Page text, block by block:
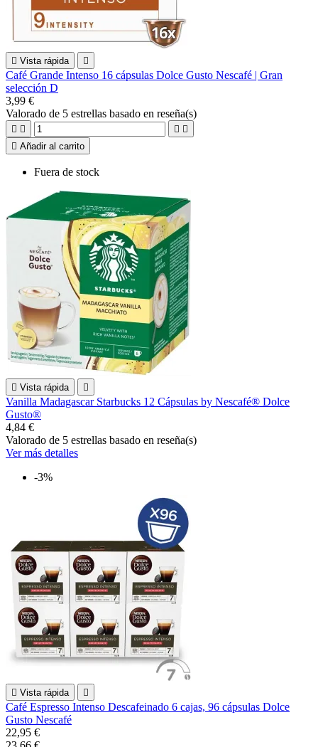
 Vista rápida 
Café Grande Intenso 16 cápsulas Dolce Gusto Nescafé | Gran
selección D
3,99 €
Valorado de 5 estrellas basado en reseña(s)
   
 Añadir al carrito
Fuera de stock
 Vista rápida 
Vanilla Madagascar Starbucks 12 Cápsulas by Nescafé® Dolce
Gusto®
4,84 €
Valorado de 5 estrellas basado en reseña(s)
Ver más detalles
-3%
 Vista rápida 
Café Espresso Intenso Descafeinado 6 cajas, 96 cápsulas Dolce
Gusto Nescafé
22,95 €